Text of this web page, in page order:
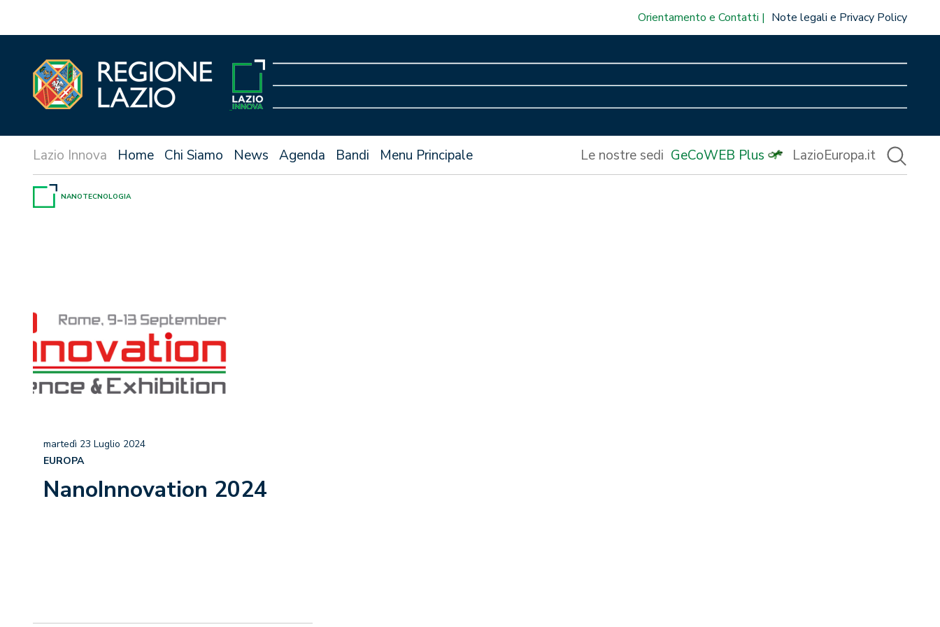
Orientamento e Contatti Note legali e Privacy Policy
Home Chi Siamo News Agenda Bandi Menu Principale Le nostre sedi GeCoWEB Plus LazioEuropa.it
NANOTECNOLOGIA
NanoInnovation 2024
martedì 23 Luglio 2024
EUROPA